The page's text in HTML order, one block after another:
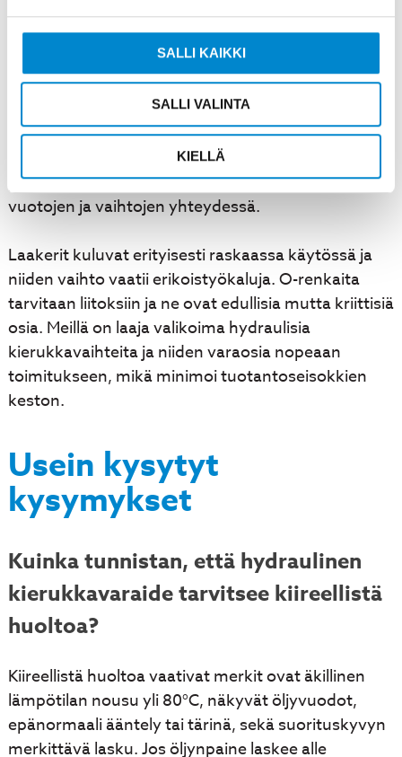
SALLI KAIKKI
SALLI VALINTA
KIELLÄ
tiivistesarjat, suodattimet, hydrauliöljy, laakerit ja
O-renkaat. Nämä kuluvat säännöllisesti ja niiden
puuttuminen pysäyttää korjauksen viikkojen ajaksi.
Tiivistesarjat sisältävät kaikki kriittiset tiivisteet
hydraulisylintereihin ja venttiileihin. Suodattimia
tarvitaan sekä imupuolelle että paluulinjaan öljyn
puhtauden ylläpitämiseksi. Hydrauliöljyä kuluu
vuotojen ja vaihtojen yhteydessä.
Laakerit kuluvat erityisesti raskaassa käytössä ja
niiden vaihto vaatii erikoistyökaluja. O-renkaita
tarvitaan liitoksiin ja ne ovat edullisia mutta kriittisiä
osia. Meillä on laaja valikoima hydraulisia
kierukkavaihteita ja niiden varaosia nopeaan
toimitukseen, mikä minimoi tuotantoseisokkien
keston.
Usein kysytyt
kysymykset
Kuinka tunnistan, että hydraulinen
kierukkavaraide tarvitsee kiireellistä
huoltoa?
Kiireellistä huoltoa vaativat merkit ovat äkillinen
lämpötilan nousu yli 80°C, näkyvät öljyvuodot,
epänormaali ääntely tai tärinä, sekä suorituskyvyn
merkittävä lasku. Jos öljynpaine laskee alle